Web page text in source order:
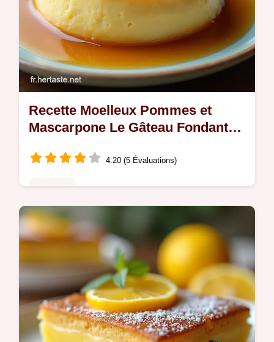
Recette Moelleux Pommes et
Mascarpone Le Gâteau Fondant
4.20 (5 Évaluations)
Découvrez notre recette facile de Moelleux
Pommes et Mascarpone une version
aérienne avec des pommes caramélisées
Un vrai réconfort pour le goûter